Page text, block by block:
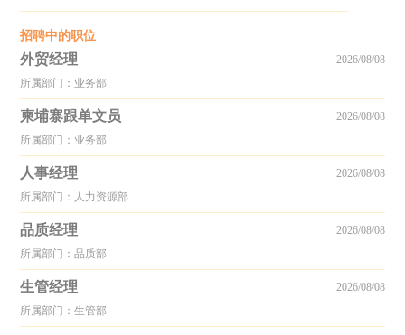
招聘中的职位
外贸经理
所属部门：业务部
2026/08/08
柬埔寨跟单文员
所属部门：业务部
2026/08/08
人事经理
所属部门：人力资源部
2026/08/08
品质经理
所属部门：品质部
2026/08/08
生管经理
所属部门：生管部
2026/08/08